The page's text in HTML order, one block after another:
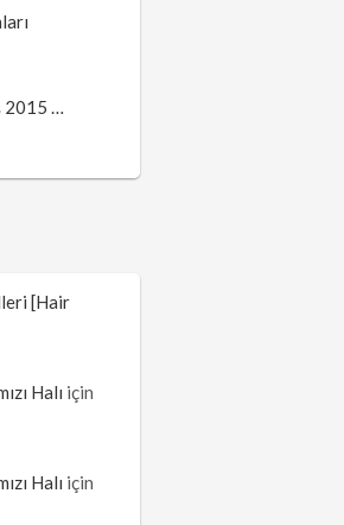
2015 …
[Hair
Halı için
Halı için